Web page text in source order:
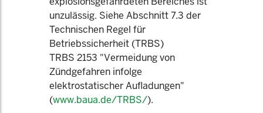
unzulässig. Siehe Abschnitt 7.3 der
Technischen Regel für
Betriebssicherheit (TRBS)
TRBS 2153 "Vermeidung von
Zündgefahren infolge
elektrostatischer Aufladungen"
(www.baua.de/TRBS/).